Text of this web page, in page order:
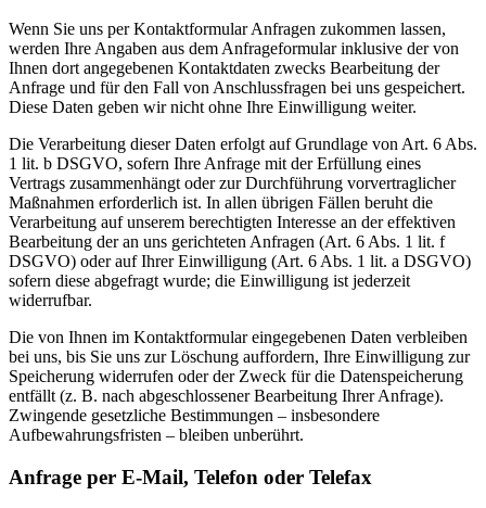
Wenn Sie uns per Kontaktformular Anfragen zukommen lassen,
werden Ihre Angaben aus dem Anfrageformular inklusive der von
Ihnen dort angegebenen Kontaktdaten zwecks Bearbeitung der
Anfrage und für den Fall von Anschlussfragen bei uns gespeichert.
Diese Daten geben wir nicht ohne Ihre Einwilligung weiter.
Die Verarbeitung dieser Daten erfolgt auf Grundlage von Art. 6 Abs.
1 lit. b DSGVO, sofern Ihre Anfrage mit der Erfüllung eines
Vertrags zusammenhängt oder zur Durchführung vorvertraglicher
Maßnahmen erforderlich ist. In allen übrigen Fällen beruht die
Verarbeitung auf unserem berechtigten Interesse an der effektiven
Bearbeitung der an uns gerichteten Anfragen (Art. 6 Abs. 1 lit. f
DSGVO) oder auf Ihrer Einwilligung (Art. 6 Abs. 1 lit. a DSGVO)
sofern diese abgefragt wurde; die Einwilligung ist jederzeit
widerrufbar.
Die von Ihnen im Kontaktformular eingegebenen Daten verbleiben
bei uns, bis Sie uns zur Löschung auffordern, Ihre Einwilligung zur
Speicherung widerrufen oder der Zweck für die Datenspeicherung
entfällt (z. B. nach abgeschlossener Bearbeitung Ihrer Anfrage).
Zwingende gesetzliche Bestimmungen – insbesondere
Aufbewahrungsfristen – bleiben unberührt.
Anfrage per E-Mail, Telefon oder Telefax